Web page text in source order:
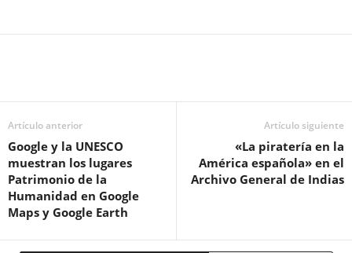
Artículo anterior
Google y la UNESCO
muestran los lugares
Patrimonio de la
Humanidad en Google
Maps y Google Earth
Artículo siguiente
«La piratería en la
América española» en el
Archivo General de Indias